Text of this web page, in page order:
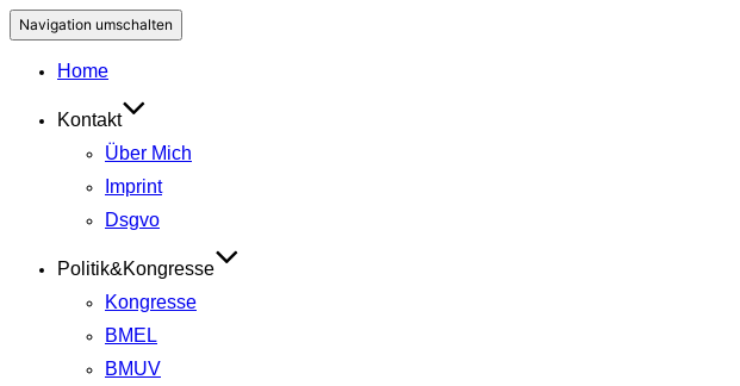
Navigation umschalten
Home
Kontakt
Über Mich
Imprint
Dsgvo
Politik&Kongresse
Kongresse
BMEL
BMUV